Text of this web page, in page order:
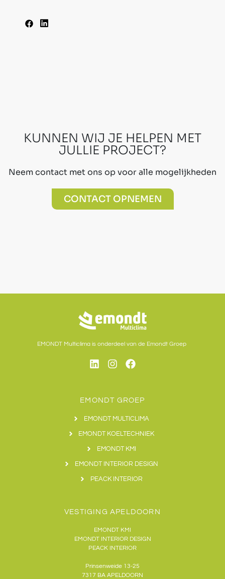
KUNNEN WIJ JE HELPEN MET
JULLIE PROJECT?
Neem contact met ons op voor alle mogelijkheden
CONTACT OPNEMEN
EMONDT Multiclima is onderdeel van de Emondt Groep
EMONDT GROEP
EMONDT MULTICLIMA
EMONDT KOELTECHNIEK
EMONDT KMI
EMONDT INTERIOR DESIGN
PEACK INTERIOR
VESTIGING APELDOORN
EMONDT KMI
EMONDT INTERIOR DESIGN
PEACK INTERIOR
Prinsenweide 13-25
7317 BA APELDOORN